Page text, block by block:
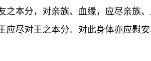
本分，对亲族、血缘，应尽亲族
尽对王之本分。对此身体亦应慰